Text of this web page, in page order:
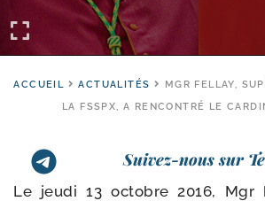
ACCUEIL ACTUALITÉS
MGR FELLAY,
LA FSSPX, A RENCONTRÉ LE
Suivez-nous sur
Le jeu­di 13 octobre 2016, Mgr